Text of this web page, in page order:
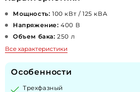
Мощность: 100 кВт / 125 кВА
Напряжение: 400 В
Объем бака: 250 л
Все характеристики
Особенности
Трехфазный